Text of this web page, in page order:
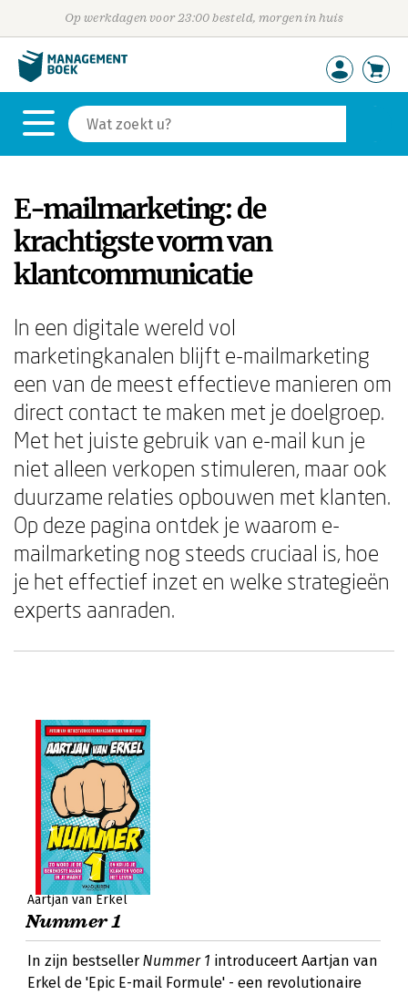
Op werkdagen voor 23:00 besteld, morgen in huis
E-mailmarketing: de
krachtigste vorm van
klantcommunicatie
In een digitale wereld vol
marketingkanalen blijft e-mailmarketing
een van de meest effectieve manieren om
direct contact te maken met je doelgroep.
Met het juiste gebruik van e-mail kun je
niet alleen verkopen stimuleren, maar ook
duurzame relaties opbouwen met klanten.
Op deze pagina ontdek je waarom e-
mailmarketing nog steeds cruciaal is, hoe
je het effectief inzet en welke strategieën
experts aanraden.
Aartjan van Erkel
Nummer 1
In zijn bestsellerNummer 1 introduceert Aartjan van
Erkel de 'Epic E-mail Formule' - een revolutionaire